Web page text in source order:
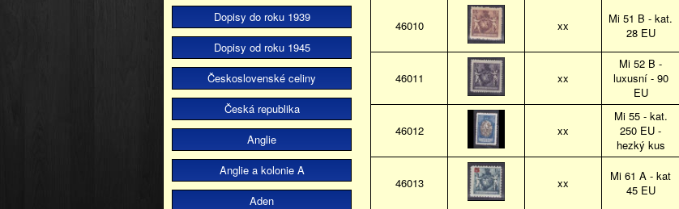
Dopisy do roku 1939
Dopisy od roku 1945
Československé celiny
Česká republika
Anglie
Anglie a kolonie A
Aden
46010 xx
Mi 51 B - kat.
28 EU
46011 xx
Mi 52 B -
luxusní - 90
EU
46012 xx
Mi 55 - kat.
250 EU -
hezký kus
46013 xx
Mi 61 A - kat
45 EU